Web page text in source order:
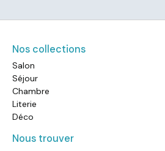
Nos collections
Salon
Séjour
Chambre
Literie
Déco
Nous trouver